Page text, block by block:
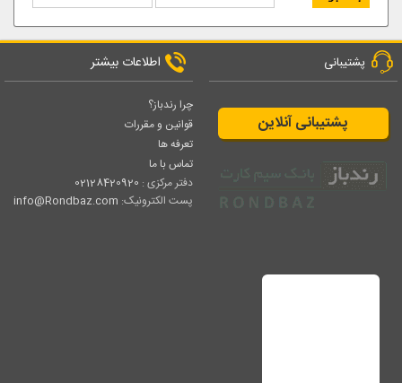
پشتیبانی
پشتیبانی آنلاین
اطلاعات بیشتر
چرا رندباز؟
قوانین و مقررات
تعرفه ها
تماس با ما
دفتر مرکزی : 02128420920
پست الکترونیک: info@Rondbaz.com